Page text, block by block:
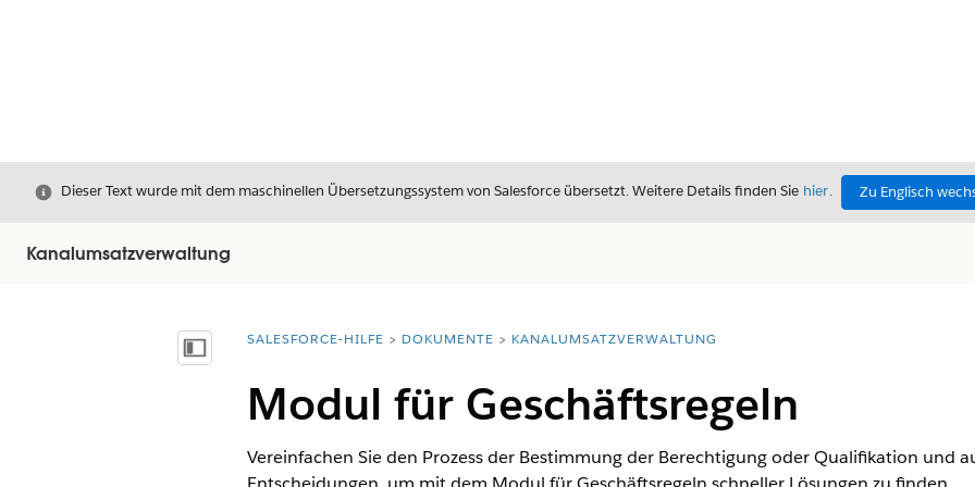
Schließen
Dieser Text wurde mit dem maschinellen Übersetzungssystem von Salesforce übersetzt. Weitere Details finden Sie hier. Zu Englisch
Kanalumsatzverwaltung
Inhalt anzeigenSie befinden sich hier:
SALESFORCE-HILFE DOKUMENTE KANALUMSATZVERWALTUNG
Modul für Geschäftsregeln
Vereinfachen Sie den Prozess der Bestimmung der Berechtigung oder Qualifikation und